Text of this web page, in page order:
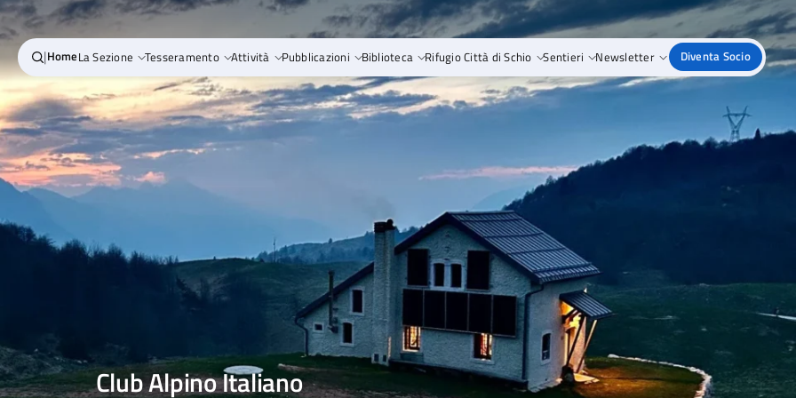
|HomeLa Sezione Tesseramento Attività Pubblicazioni Biblioteca Rifugio Città di Schio Sentieri Newsletter Diventa Socio
Club Alpino Italiano